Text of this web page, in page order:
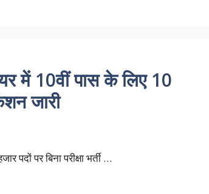
में 10वीं पास के लिए 10
जारी
पर बिना परीक्षा भर्ती …